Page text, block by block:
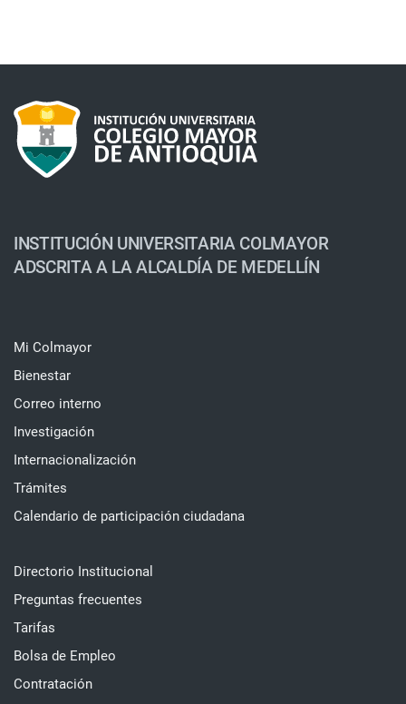
INSTITUCIÓN UNIVERSITARIA COLMAYOR
ADSCRITA A LA ALCALDÍA DE MEDELLÍN
Mi Colmayor
Bienestar
Correo interno
Investigación
Internacionalización
Trámites
Calendario de participación ciudadana
Directorio Institucional
Preguntas frecuentes
Tarifas
Bolsa de Empleo
Contratación